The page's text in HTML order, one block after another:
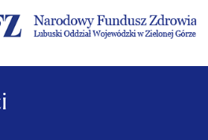
Menu
główne
Menu
lewe
Treść
główna
Szukaj
w
serwisie
Stopka